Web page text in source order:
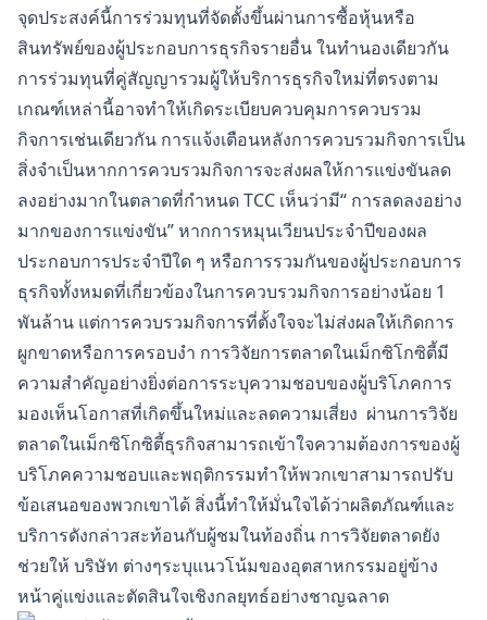
จุดประสงค์นี้การร่วมทุนที่จัดตั้งขึ้นผ่านการซื้อหุ้นหรือ
สินทรัพย์ของผู้ประกอบการธุรกิจรายอื่น ในทำนองเดียวกัน
การร่วมทุนที่คู่สัญญารวมผู้ให้บริการธุรกิจใหม่ที่ตรงตาม
เกณฑ์เหล่านี้อาจทำให้เกิดระเบียบควบคุมการควบรวม
กิจการเช่นเดียวกัน การแจ้งเตือนหลังการควบรวมกิจการเป็น
สิ่งจำเป็นหากการควบรวมกิจการจะส่งผลให้การแข่งขันลด
ลงอย่างมากในตลาดที่กำหนด TCC เห็นว่ามี“ การลดลงอย่าง
มากของการแข่งขัน” หากการหมุนเวียนประจำปีของผล
ประกอบการประจำปีใด ๆ หรือการรวมกันของผู้ประกอบการ
ธุรกิจทั้งหมดที่เกี่ยวข้องในการควบรวมกิจการอย่างน้อย 1
พันล้าน แต่การควบรวมกิจการที่ตั้งใจจะไม่ส่งผลให้เกิดการ
ผูกขาดหรือการครอบงำ การวิจัยการตลาดในเม็กซิโกซิตี้มี
ความสำคัญอย่างยิ่งต่อการระบุความชอบของผู้บริโภคการ
มองเห็นโอกาสที่เกิดขึ้นใหม่และลดความเสี่ยง ผ่านการวิจัย
ตลาดในเม็กซิโกซิตี้ธุรกิจสามารถเข้าใจความต้องการของผู้
บริโภคความชอบและพฤติกรรมทำให้พวกเขาสามารถปรับ
ข้อเสนอของพวกเขาได้ สิ่งนี้ทำให้มั่นใจได้ว่าผลิตภัณฑ์และ
บริการดังกล่าวสะท้อนกับผู้ชมในท้องถิ่น การวิจัยตลาดยัง
ช่วยให้ บริษัท ต่างๆระบุแนวโน้มของอุตสาหกรรมอยู่ข้าง
หน้าคู่แข่งและตัดสินใจเชิงกลยุทธ์อย่างชาญฉลาด